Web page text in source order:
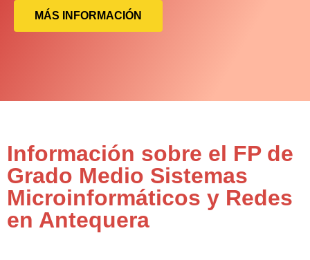
MÁS INFORMACIÓN
Información sobre el FP de
Grado Medio Sistemas
Microinformáticos y Redes
en Antequera